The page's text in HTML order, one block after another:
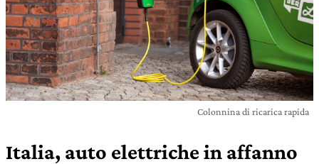
Colonnina di ricarica rapida
Italia, auto elettriche in affanno